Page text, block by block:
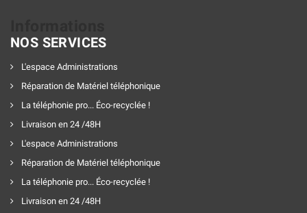
NOS SERVICES
L'espace Administrations
Réparation de Matériel téléphonique
La téléphonie pro... Éco-recyclée !
Livraison en 24 /48H
L'espace Administrations
Réparation de Matériel téléphonique
La téléphonie pro... Éco-recyclée !
Livraison en 24 /48H